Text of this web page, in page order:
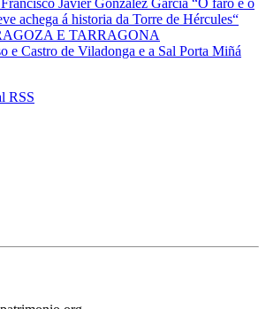
Javier González García “O faro e o
achega á historia da Torre de Hércules“
E TARRAGONA
e Castro de Viladonga e a Sal Porta Miñá
RSS